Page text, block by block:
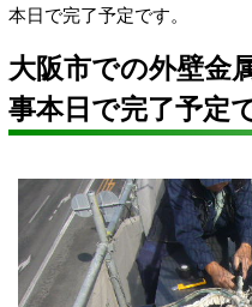
本日で完了予定です。
大阪市での外壁金
事本日で完了予定